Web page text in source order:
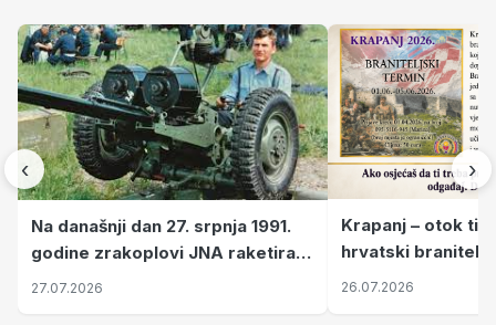
‹
Na današnji dan 27. srpnja 1991.
godine zrakoplovi JNA raketirali
su vojarnu i obučni centar "Nikola
27.07.2026
Krapanj – otok
hrvatski branitelji
pronalaze mir
26.07.2026
›